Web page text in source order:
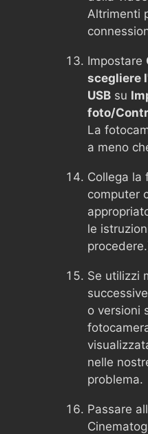
Altrimenti
Impostare
scegliere
USB su
foto/
La
a meno
Collega la
computer
le
Se utilizzi
o versioni
nelle
problema.
Passare